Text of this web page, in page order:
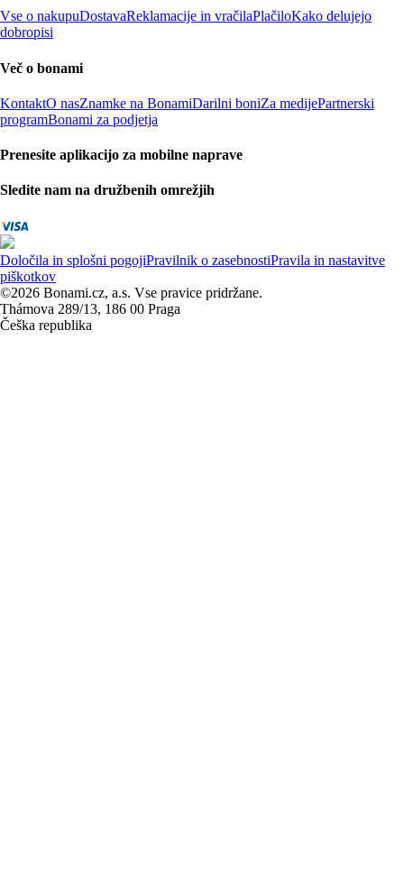
Vse o nakupuDostavaReklamacije in vračilaPlačiloKako delujejo
dobropisi
Več o bonami
KontaktO nasZnamke na BonamiDarilni boniZa medijePartnerski
programBonami za podjetja
Prenesite aplikacijo za mobilne naprave
Sledite nam na družbenih omrežjih
Določila in splošni pogojiPravilnik o zasebnostiPravila in nastavitve
piškotkov
©2026 Bonami.cz, a.s. Vse pravice pridržane.
Thámova 289/13, 186 00 Praga
Češka republika